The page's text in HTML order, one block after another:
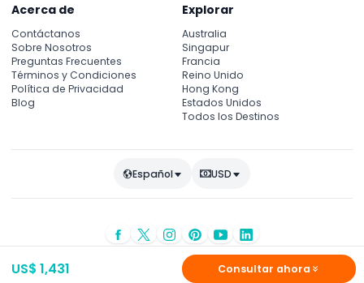
US$ 1,431 Consultar ahora
Acerca de
Contáctanos
Sobre Nosotros
Preguntas Frecuentes
Términos y Condiciones
Política de Privacidad
Blog
Explorar
Australia
Singapur
Francia
Reino Unido
Hong Kong
Estados Unidos
Todos los Destinos
Español USD
© Copyright 2026JTR Holidays- Todos los derechos reservados